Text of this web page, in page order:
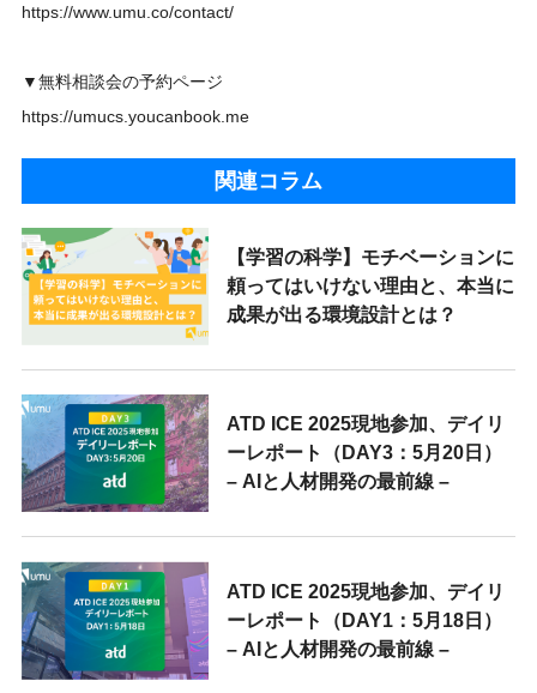
https://www.umu.co/contact/
▼無料相談会の予約ページ
https://umucs.youcanbook.me
関連コラム
【学習の科学】モチベーションに
頼ってはいけない理由と、本当に
成果が出る環境設計とは？
ATD ICE 2025現地参加、デイリ
ーレポート（DAY3：5月20日）
– AIと人材開発の最前線 –
ATD ICE 2025現地参加、デイリ
ーレポート（DAY1：5月18日）
– AIと人材開発の最前線 –